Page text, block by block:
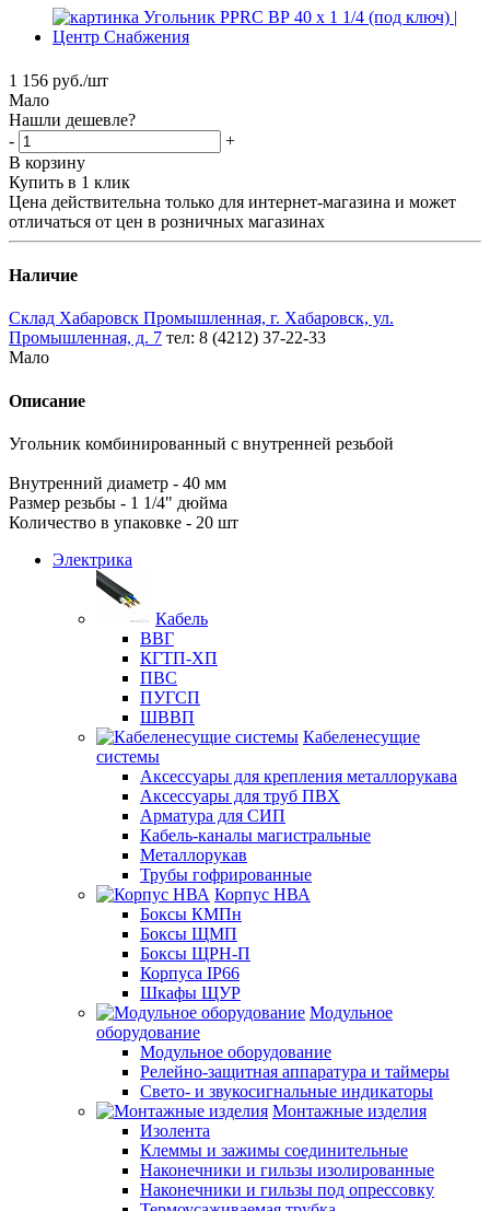
1 156 руб./шт
Мало
Нашли дешевле?
-
+
В корзину
Купить в 1 клик
Цена действительна только для интернет-магазина и может
отличаться от цен в розничных магазинах
Наличие
Склад Хабаровск Промышленная, г. Хабаровск, ул.
Промышленная, д. 7 тел: 8 (4212) 37-22-33
Мало
Описание
Угольник комбинированный с внутренней резьбой
Внутренний диаметр - 40 мм
Размер резьбы - 1 1/4" дюйма
Количество в упаковке - 20 шт
Электрика
Кабель
ВВГ
КГТП-ХП
ПВС
ПУГСП
ШВВП
Кабеленесущие
системы
Аксессуары для крепления металлорукава
Аксессуары для труб ПВХ
Арматура для СИП
Кабель-каналы магистральные
Металлорукав
Трубы гофрированные
Корпус НВА
Боксы КМПн
Боксы ЩМП
Боксы ЩРН-П
Корпуса IP66
Шкафы ЩУР
Модульное
оборудование
Модульное оборудование
Релейно-защитная аппаратура и таймеры
Свето- и звукосигнальные индикаторы
Монтажные изделия
Изолента
Клеммы и зажимы соединительные
Наконечники и гильзы изолированные
Наконечники и гильзы под опрессовку